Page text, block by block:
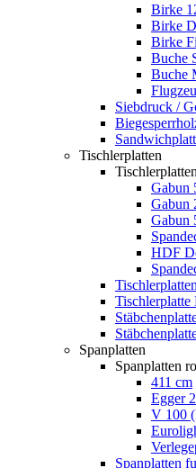
Birke
Birke
Birke
Buche
Buche
Siebdruck /
Tischlerplatten
Gabun
Gabun
Gabun
HDF
Tischlerplatte
Spanplatten
Spanplatten
411 cm
Egger
V 100
Spanplatten